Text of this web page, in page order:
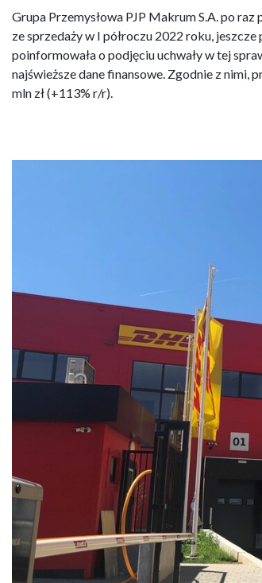
Grupa Przemysłowa PJP Makrum S.A. po
ze sprzedaży w I półroczu 2022 roku,
poinformowała o podjęciu uchwały w tej
najświeższe dane finansowe. Zgodnie z nimi,
mln zł (+113% r/r).